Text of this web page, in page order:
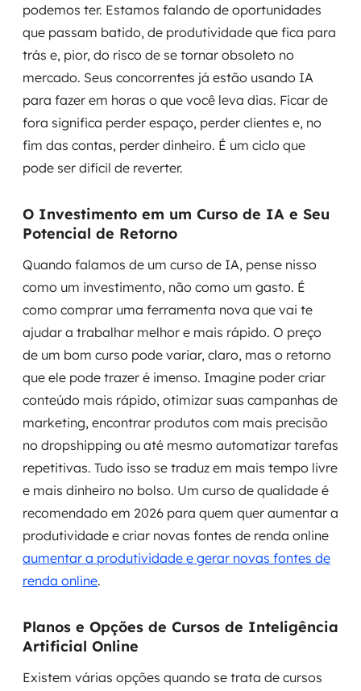
podemos ter. Estamos falando de oportunidades
que passam batido, de produtividade que fica para
trás e, pior, do risco de se tornar obsoleto no
mercado. Seus concorrentes já estão usando IA
para fazer em horas o que você leva dias. Ficar de
fora significa perder espaço, perder clientes e, no
fim das contas, perder dinheiro. É um ciclo que
pode ser difícil de reverter.
O Investimento em um Curso de IA e Seu
Potencial de Retorno
Quando falamos de um curso de IA, pense nisso
como um investimento, não como um gasto. É
como comprar uma ferramenta nova que vai te
ajudar a trabalhar melhor e mais rápido. O preço
de um bom curso pode variar, claro, mas o retorno
que ele pode trazer é imenso. Imagine poder criar
conteúdo mais rápido, otimizar suas campanhas de
marketing, encontrar produtos com mais precisão
no dropshipping ou até mesmo automatizar tarefas
repetitivas. Tudo isso se traduz em mais tempo livre
e mais dinheiro no bolso. Um curso de qualidade é
recomendado em 2026 para quem quer aumentar a
produtividade e criar novas fontes de renda online
aumentar a produtividade e gerar novas fontes de
renda online.
Planos e Opções de Cursos de Inteligência
Artificial Online
Existem várias opções quando se trata de cursos